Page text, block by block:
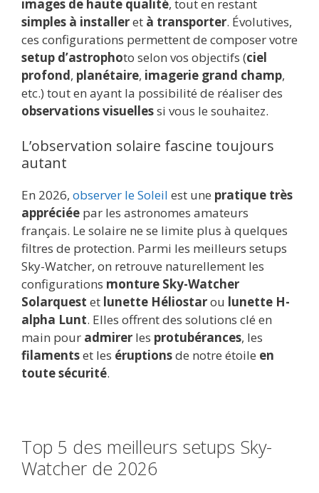
images de haute qualité, tout en restant
simples à installeret à transporter. Évolutives,
ces configurations permettent de composer votre
setup d’astrophoto selon vos objectifs (ciel
profond, planétaire, imagerie grand champ,
etc.) tout en ayant la possibilité de réaliser des
observations visuellessi vous le souhaitez.
L’observation solaire fascine toujours
autant
En 2026, observer le Soleil est une pratique très
appréciée par les astronomes amateurs
français. Le solaire ne se limite plus à quelques
filtres de protection. Parmi les meilleurs setups
Sky-Watcher, on retrouve naturellement les
configurations monture Sky-Watcher
Solarquest et lunette Héliostarou lunette H-
alpha Lunt. Elles offrent des solutions clé en
main pour admirer les protubérances, les
filamentset les éruptionsde notre étoile en
toute sécurité.
Top 5 des meilleurs setups Sky-
Watcher de 2026